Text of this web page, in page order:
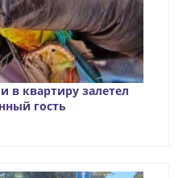
в квартиру залетел
гость